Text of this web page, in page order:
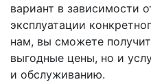
вариант в зависимости
эксплуатации
нам, вы сможете
выгодные цены, но и
и обслуживанию.